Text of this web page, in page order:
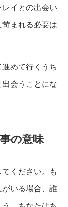
イとの出会い
まれる必要は
めて行くうち
会うことにな
の意味
ください。も
がいる場合、誰